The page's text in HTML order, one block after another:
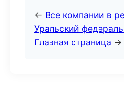
← Все компании в
Уральский
Главная страница →